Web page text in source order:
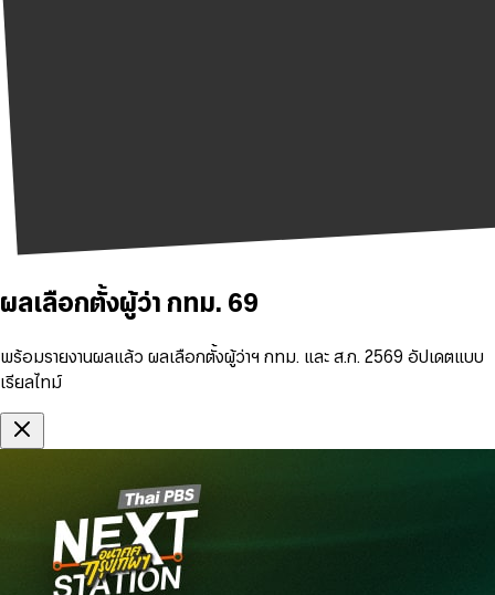
ผลเลือกตั้งผู้ว่า กทม. 69
พร้อมรายงานผลแล้ว ผลเลือกตั้งผู้ว่าฯ กทม. และ ส.ก. 2569 อัปเดตแบบ
เรียลไทม์